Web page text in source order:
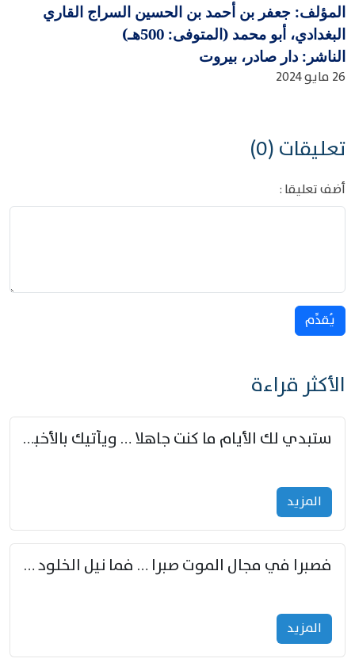
المؤلف: جعفر بن أحمد بن الحسين السراج القاري
البغدادي، أبو محمد (المتوفى: 500هـ)
الناشر: دار صادر، بيروت
26 مايو 2024
تعليقات (0)
أضف تعليقا :
يُقدِّم
الأكثر قراءة
ستبدي لك الأيام ما كنت جاهلا … ويأتيك بالأخبار من لم تزوّد
المزید
فصبرا في مجال الموت صبرا … فما نيل الخلود بمستطاع
المزید